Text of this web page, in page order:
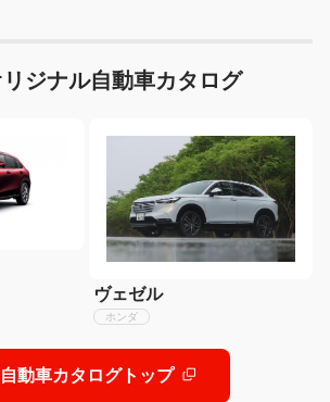
ジナル自動車カタログ
ヴェゼル
ホンダ
自動車カタログトップ